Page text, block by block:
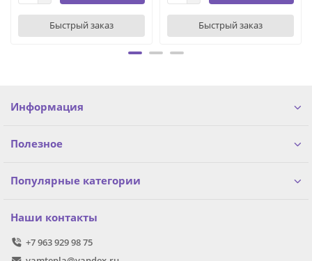
Быстрый заказ Быстрый заказ
Информация
Полезное
Популярные категории
Наши контакты
+7 963 929 98 75